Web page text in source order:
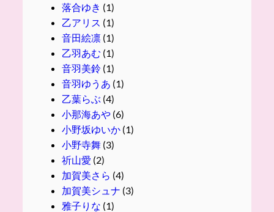
落合ゆき (1)
乙アリス (1)
音田絵凛(1)
乙羽あむ (1)
音羽美鈴(1)
音羽ゆうあ (1)
乙葉らぶ (4)
小那海あや(6)
小野坂ゆいか(1)
小野寺舞(3)
祈山愛 (2)
加賀美さら (4)
加賀美シュナ (3)
雅子りな (1)